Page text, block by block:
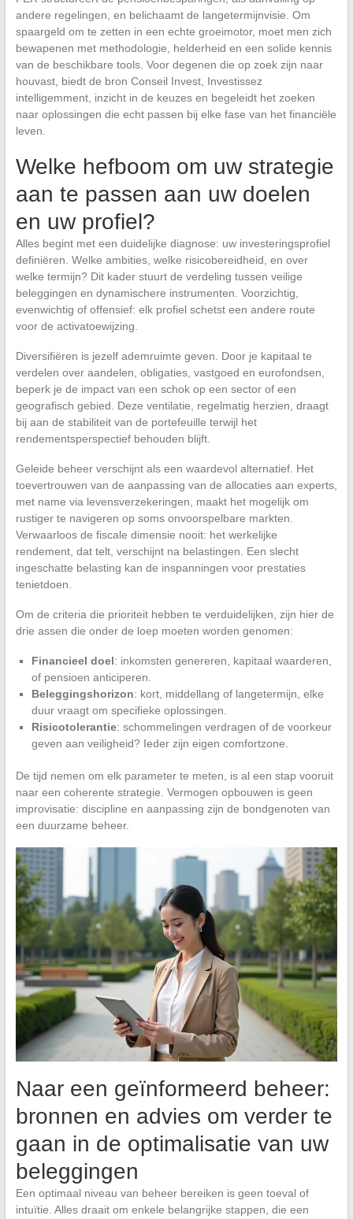
andere regelingen, en belichaamt de langetermijnvisie. Om
spaargeld om te zetten in een echte groeimotor, moet men zich
bewapenen met methodologie, helderheid en een solide kennis
van de beschikbare tools. Voor degenen die op zoek zijn naar
houvast, biedt de bron Conseil Invest, Investissez
intelligemment, inzicht in de keuzes en begeleidt het zoeken
naar oplossingen die echt passen bij elke fase van het financiële
leven.
Welke hefboom om uw strategie
aan te passen aan uw doelen
en uw profiel?
Alles begint met een duidelijke diagnose: uw investeringsprofiel
definiëren. Welke ambities, welke risicobereidheid, en over
welke termijn? Dit kader stuurt de verdeling tussen veilige
beleggingen en dynamischere instrumenten. Voorzichtig,
evenwichtig of offensief: elk profiel schetst een andere route
voor de activatoewijzing.
Diversifiëren is jezelf ademruimte geven. Door je kapitaal te
verdelen over aandelen, obligaties, vastgoed en eurofondsen,
beperk je de impact van een schok op een sector of een
geografisch gebied. Deze ventilatie, regelmatig herzien, draagt
bij aan de stabiliteit van de portefeuille terwijl het
rendementsperspectief behouden blijft.
Geleide beheer verschijnt als een waardevol alternatief. Het
toevertrouwen van de aanpassing van de allocaties aan experts,
met name via levensverzekeringen, maakt het mogelijk om
rustiger te navigeren op soms onvoorspelbare markten.
Verwaarloos de fiscale dimensie nooit: het werkelijke
rendement, dat telt, verschijnt na belastingen. Een slecht
ingeschatte belasting kan de inspanningen voor prestaties
tenietdoen.
Om de criteria die prioriteit hebben te verduidelijken, zijn hier de
drie assen die onder de loep moeten worden genomen:
Financieel doel: inkomsten genereren, kapitaal waarderen,
of pensioen anticiperen.
Beleggingshorizon: kort, middellang of langetermijn, elke
duur vraagt om specifieke oplossingen.
Risicotolerantie: schommelingen verdragen of de voorkeur
geven aan veiligheid? Ieder zijn eigen comfortzone.
De tijd nemen om elk parameter te meten, is al een stap vooruit
naar een coherente strategie. Vermogen opbouwen is geen
improvisatie: discipline en aanpassing zijn de bondgenoten van
een duurzame beheer.
Naar een geïnformeerd beheer:
bronnen en advies om verder te
gaan in de optimalisatie van uw
beleggingen
Een optimaal niveau van beheer bereiken is geen toeval of
intuïtie. Alles draait om enkele belangrijke stappen, die een